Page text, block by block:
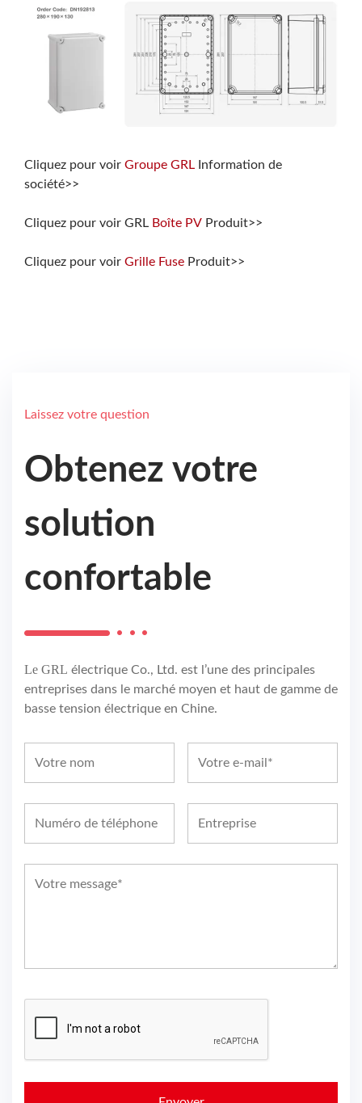
Cliquez pour voir Groupe GRL Information de
société>>
Cliquez pour voir GRL Boîte PV Produit>>
Cliquez pour voir Grille Fuse Produit>>
Laissez votre question
Obtenez votre
solution
confortable
Le GRL électrique Co., Ltd. est l’une des principales
entreprises dans le marché moyen et haut de gamme de
basse tension électrique en Chine.